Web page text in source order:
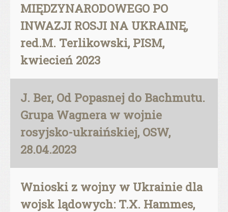
MIĘDZYNARODOWEGO PO
INWAZJI ROSJI NA UKRAINĘ,
red.M. Terlikowski, PISM,
kwiecień 2023
J. Ber, Od Popasnej do Bachmutu.
Grupa Wagnera w wojnie
rosyjsko-ukraińskiej, OSW,
28.04.2023
Wnioski z wojny w Ukrainie dla
wojsk lądowych: T.X. Hammes,